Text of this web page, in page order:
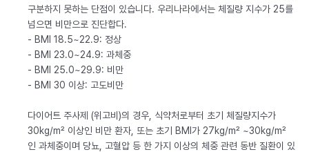
구분하지 못하는 단점이 있습니다. 우리나라에서는 체질량 지수가 25를
넘으면 비만으로 진단합다.
- BMI 18.5~22.9: 정상
- BMI 23.0~24.9: 과체중
- BMI 25.0~29.9: 비만
- BMI 30 이상: 고도비만
다이어트 주사제 (위고비)의 경우, 식약처로부터 초기 체질량지수가
30kg/m² 이상인 비만 환자, 또는 초기 BMI가 27kg/m² ~30kg/m²
인 과체중이며 당뇨, 고혈압 등 한 가지 이상의 체중 관련 동반 질환이 있